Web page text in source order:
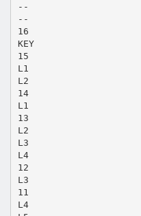
--
--
16
KEY
15
L1
L2
14
L1
13
L2
L3
L4
12
L3
11
L4